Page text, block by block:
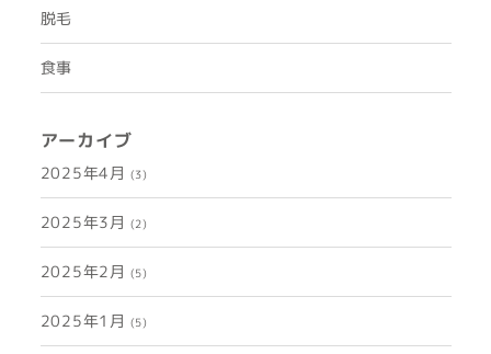
脱毛
食事
アーカイブ
2025年4月 (3)
2025年3月 (2)
2025年2月 (5)
2025年1月 (5)